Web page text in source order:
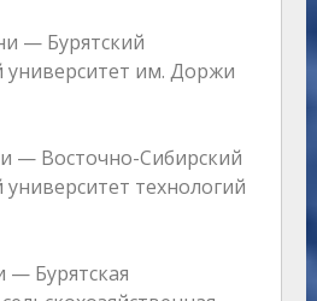
— Бурятский
университет им. Доржи
— Восточно-Сибирский
университет технологий
— Бурятская